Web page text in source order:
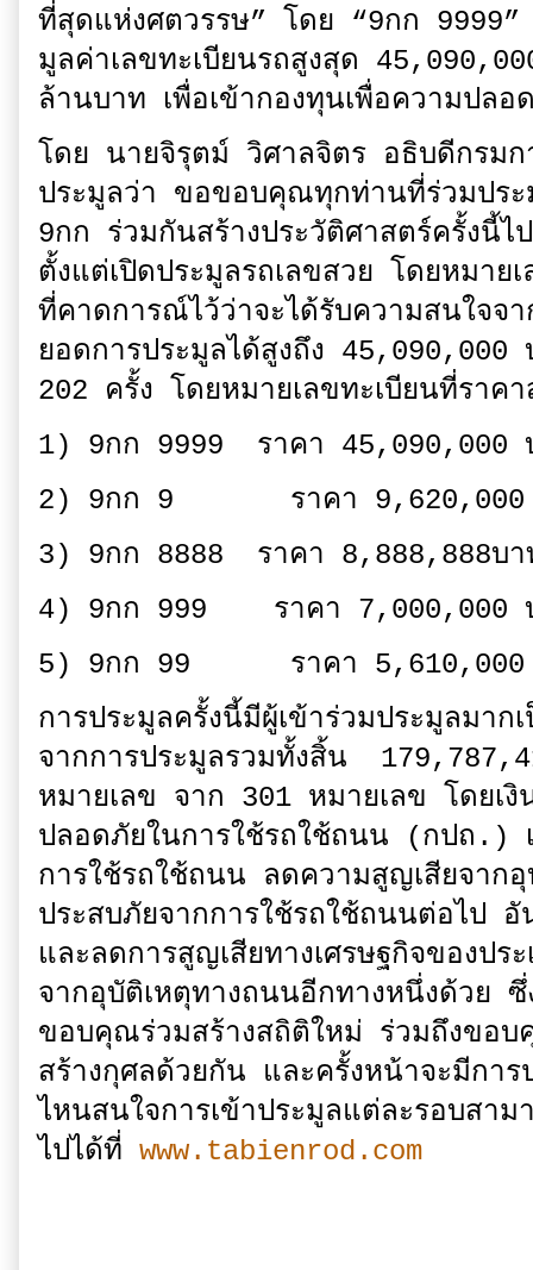
ที่สุดแห่งศตวรรษ” โดย “9กก 9999”
มูลค่าเลขทะเบียนรถสูงสุด
ล้านบาท เพื่อเข้ากองทุนเพื่อความปลอ
โดย นายจิรุตม์ วิศาลจิตร อธิบดีกรมก
ประมูลว่า ขอขอบคุณทุกท่านที่ร่วมปร
9กก ร่วมกันสร้างประวัติศาสตร์ครั้งนี้
ตั้งแต่เปิดประมูลรถเลขสวย โดยหมา
ที่คาดการณ์ไว้ว่าจะได้รับความสนใจจ
ยอดการประมูลได้สูงถึง 45,090,000
202 ครั้ง โดยหมายเลขทะเบียนที่รา
1) 9กก 9999 ราคา 45,090,000
2) 9กก 9 ราคา 9,620,000
3) 9กก 8888 ราคา 8,888,888บา
4) 9กก 999 ราคา 7,000,000
5) 9กก 99 ราคา 5,610,000
การประมูลครั้งนี้มีผู้เข้าร่วมประมูลมา
จากการประมูลรวมทั้งสิ้น
หมายเลข จาก 301 หมายเลข โดยเงิ
ปลอดภัยในการใช้รถใช้ถนน (กปถ.)
การใช้รถใช้ถนน ลดความสูญเสียจาก
ประสบภัยจากการใช้รถใช้ถนนต่อไป อั
และลดการสูญเสียทางเศรษฐกิจของป
จากอุบัติเหตุทางถนนอีกทางหนึ่งด้วย
ขอบคุณร่วมสร้างสถิติใหม่ ร่วมถึงขอ
สร้างกุศลด้วยกัน และครั้งหน้าจะมีกา
ไหนสนใจการเข้าประมูลแต่ละรอบสา
ไปได้ที่ www.tabienrod.com